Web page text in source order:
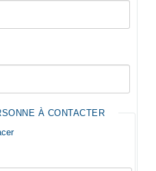
À CONTACTER